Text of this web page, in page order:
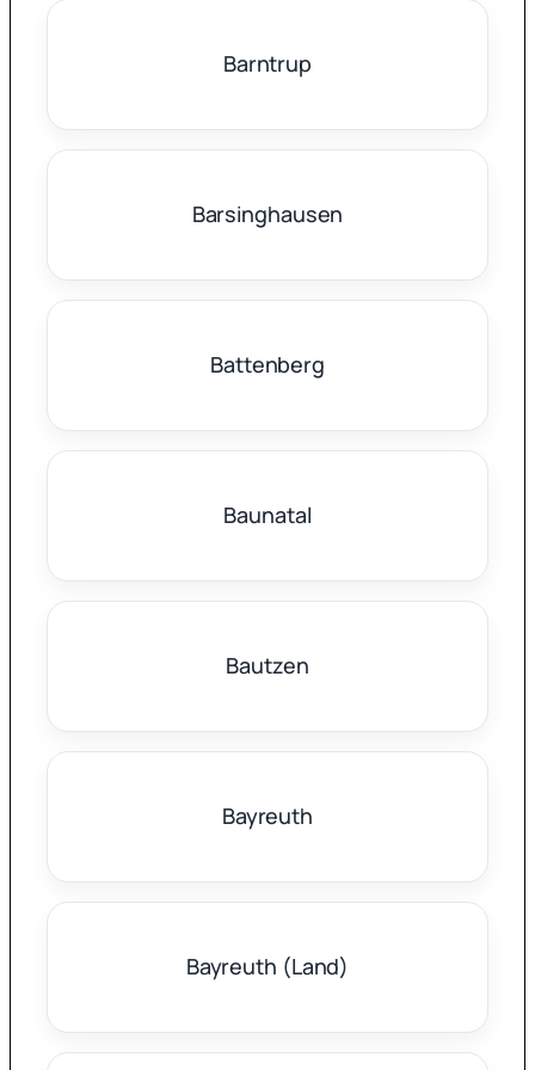
Barntrup
Barsinghausen
Battenberg
Baunatal
Bautzen
Bayreuth
Bayreuth (Land)